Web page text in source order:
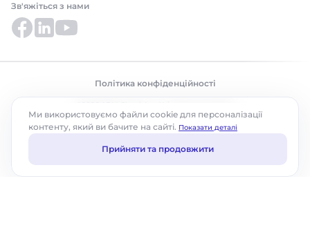
Зв'яжіться з нами
Політика конфіденційності
Ми використовуємо файли cookie для персоналізації
контенту, який ви бачите на сайті. Показати деталі
Прийняти та продовжити